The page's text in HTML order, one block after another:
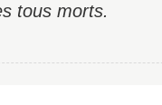
tous morts.